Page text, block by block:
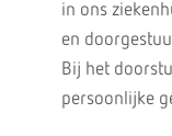
in ons
en
Bij het
persoonlijke